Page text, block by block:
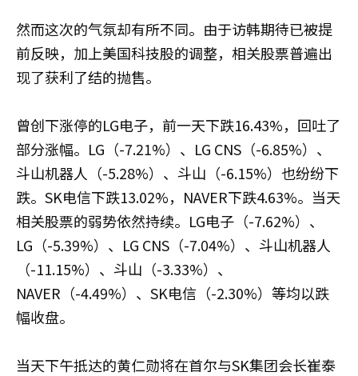
然而这次的气氛却有所不同。由于访韩期待已被提
前反映，加上美国科技股的调整，相关股票普遍出
现了获利了结的抛售。
曾创下涨停的LG电子，前一天下跌16.43%，回吐了
部分涨幅。LG（-7.21%）、LG CNS（-6.85%）、
斗山机器人（-5.28%）、斗山（-6.15%）也纷纷下
跌。SK电信下跌13.02%，NAVER下跌4.63%。当天
相关股票的弱势依然持续。LG电子（-7.62%）、
LG（-5.39%）、LG CNS（-7.04%）、斗山机器人
（-11.15%）、斗山（-3.33%）、
NAVER（-4.49%）、SK电信（-2.30%）等均以跌
幅收盘。
当天下午抵达的黄仁勋将在首尔与SK集团会长崔泰